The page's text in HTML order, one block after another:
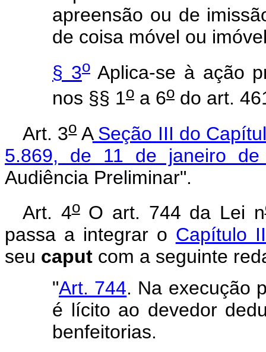
apreensão ou de
de coisa móvel ou
§ 3oAplica-se à ação
nos §§ 1o a 6o do art.
Art. 3oASeção III do
5.869, de 11 de janeiro de
Audiência Preliminar".
Art. 4oO art. 744 da Lei n
passa a integrar o Capítulo
seu caput com a seguinte
"Art. 744. Na execução
é lícito ao devedor
benfeitorias.